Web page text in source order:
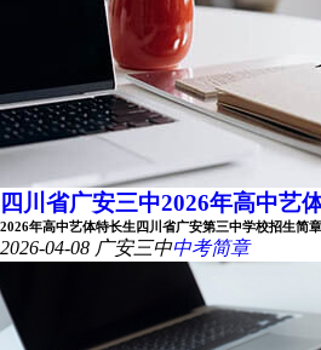
四川省广安三中2026年高中艺
2026年高中艺体特长生四川省广安第三中学校招生简
2026-04-08 广安三中中考简章